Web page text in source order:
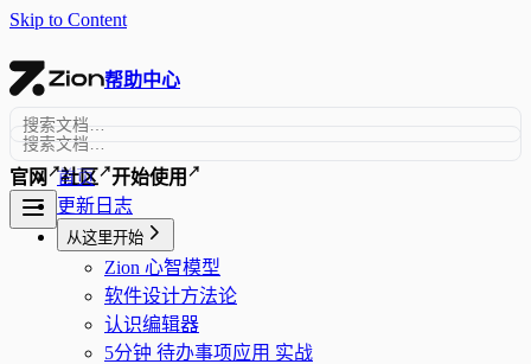
Skip to Content
帮助中心
官网 ↗社区↗开始使用 ↗
首页
更新日志
从这里开始
Zion 心智模型
软件设计方法论
认识编辑器
5分钟 待办事项应用 实战